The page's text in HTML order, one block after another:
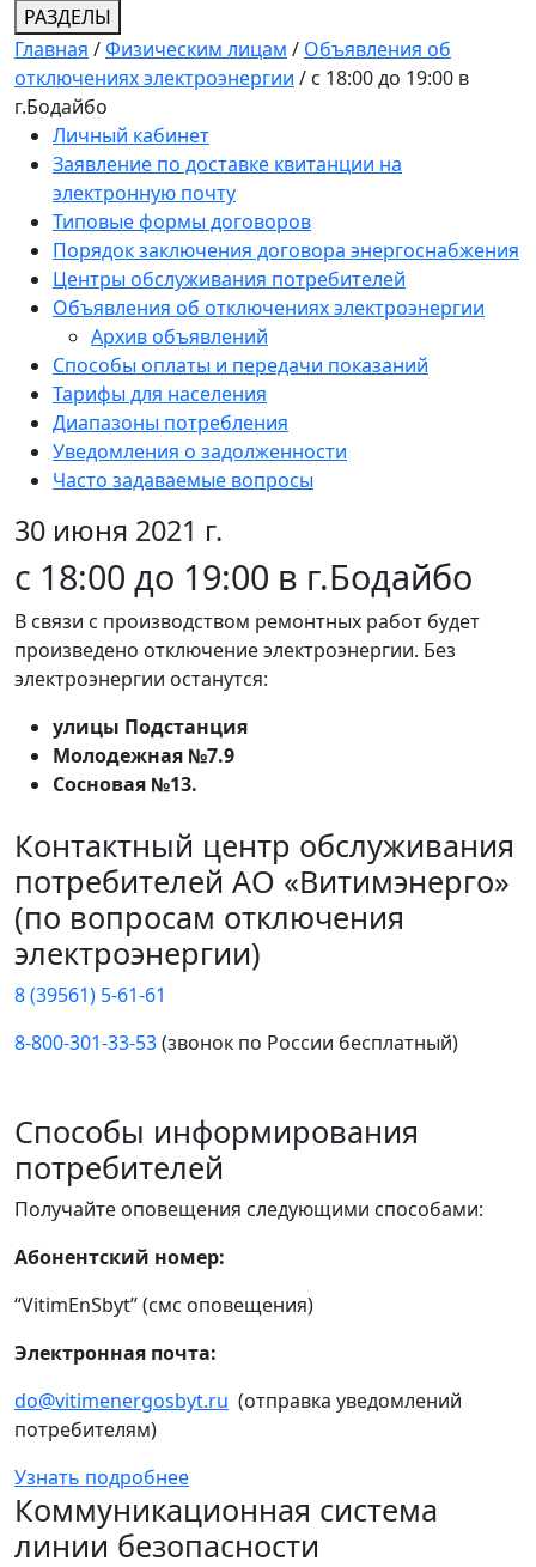
РАЗДЕЛЫ
Главная /Физическим лицам / Объявления об
отключениях электроэнергии / с 18:00 до 19:00 в
г.Бодайбо
Личный кабинет
Заявление по доставке квитанции на
электронную почту
Типовые формы договоров
Порядок заключения договора энергоснабжения
Центры обслуживания потребителей
Объявления об отключениях электроэнергии
Архив объявлений
Способы оплаты и передачи показаний
Тарифы для населения
Диапазоны потребления
Уведомления о задолженности
Часто задаваемые вопросы
30 июня 2021 г.
с 18:00 до 19:00 в г.Бодайбо
В связи с производством ремонтных работ будет
произведено отключение электроэнергии. Без
электроэнергии останутся:
улицы Подстанция
Молодежная №7.9
Сосновая №13.
Контактный центр обслуживания
потребителей АО «Витимэнерго»
(по вопросам отключения
электроэнергии)
8 (39561) 5-61-61
8-800-301-33-53(звонок по России бесплатный)
Способы информирования
потребителей
Получайте оповещения следующими способами:
Абонентский номер:
“VitimEnSbyt” (смс оповещения)
Электронная почта:
do@vitimenergosbyt.ru (отправка уведомлений
потребителям)
Узнать подробнее
Коммуникационная система
линии безопасности